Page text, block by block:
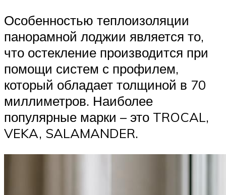
Особенностью теплоизоляции
панорамной лоджии является то,
что остекление производится при
помощи систем с профилем,
который обладает толщиной в 70
миллиметров. Наиболее
популярные марки – это TROCAL,
VEKA, SALAMANDER.